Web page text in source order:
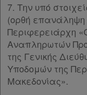
7. Την υπό
(ορθή
Περιφερειάρχη
Αναπληρωτών
της Γενικής
Υποδομών της
Μακεδονίας».